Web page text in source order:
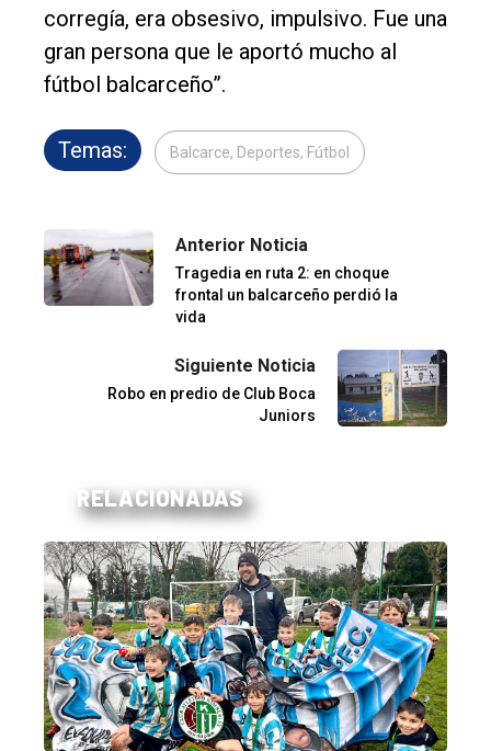
corregía, era obsesivo, impulsivo. Fue una
gran persona que le aportó mucho al
fútbol balcarceño”.
Temas: Balcarce, Deportes, Fútbol
Anterior Noticia
Tragedia en ruta 2: en choque
frontal un balcarceño perdió la
vida
Siguiente Noticia
Robo en predio de Club Boca
Juniors
RELACIONADAS